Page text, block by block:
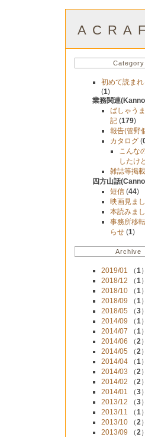
Category
初めて読ま
(1)
業務関連
ばしゃう
記 (179)
報告(管野
カタログ (
こんな
したけ
雑誌等掲
四方山話
短信 (44)
映画見ま
本読みま
事務所移
らせ (1)
Archive
2019/01 （1）
2018/12 （1）
2018/10 （1）
2018/09 （1）
2018/05 （3）
2014/09 （1）
2014/07 （1）
2014/06 （2）
2014/05 （2）
2014/04 （1）
2014/03 （2）
2014/02 （2）
2014/01 （3）
2013/12 （3）
2013/11 （1）
2013/10 （2）
2013/09 （2）